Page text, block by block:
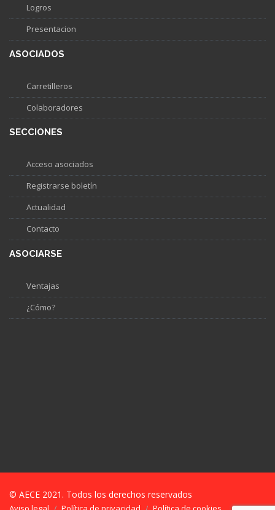
Logros
Presentacion
ASOCIADOS
Carretilleros
Colaboradores
SECCIONES
Acceso asociados
Registrarse boletín
Actualidad
Contacto
ASOCIARSE
Ventajas
¿Cómo?
© AECE 2021. Todos los derechos reservados